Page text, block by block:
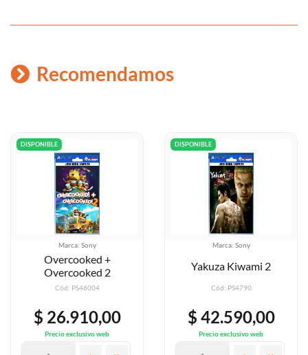
Recomendamos
DISPONIBLE
Marca: Sony
Yakuza Kiwami 2
Cód: PS4790
$ 42.590,00
Precio exclusivo web
DISPONIBLE
Marca: Sony
Racing
Cód: PS4932
$ 50.790,00
Precio exclusivo web